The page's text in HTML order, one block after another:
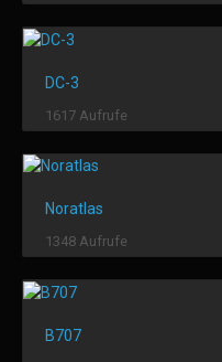
DC-3
1617 Aufrufe
Noratlas
1348 Aufrufe
B707